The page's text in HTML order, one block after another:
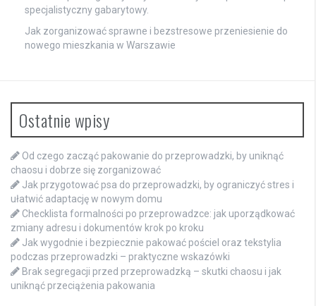
specjalistyczny gabarytowy.
Jak zorganizować sprawne i bezstresowe przeniesienie do
nowego mieszkania w Warszawie
Ostatnie wpisy
Od czego zacząć pakowanie do przeprowadzki, by uniknąć
chaosu i dobrze się zorganizować
Jak przygotować psa do przeprowadzki, by ograniczyć stres i
ułatwić adaptację w nowym domu
Checklista formalności po przeprowadzce: jak uporządkować
zmiany adresu i dokumentów krok po kroku
Jak wygodnie i bezpiecznie pakować pościel oraz tekstylia
podczas przeprowadzki – praktyczne wskazówki
Brak segregacji przed przeprowadzką – skutki chaosu i jak
uniknąć przeciążenia pakowania